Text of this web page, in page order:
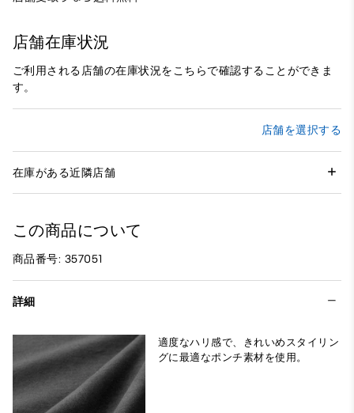
店舗在庫状況
ご利用される店舗の在庫状況をこちらで確認することができま
す。
店舗を選択する
在庫がある近隣店舗
この商品について
商品番号: 357051
詳細
適度なハリ感で、きれいめスタイリン
グに最適なポンチ素材を使用。